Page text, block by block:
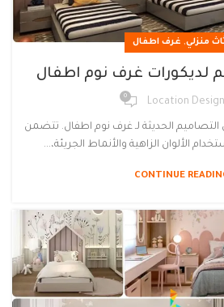
منزلي, غرف اطفال
Location Design
0
الحديثة لـ غرف نوم اطفال. تتضمن
الألوان الزاهية والأنماط الجريئة،...
CONTINUE